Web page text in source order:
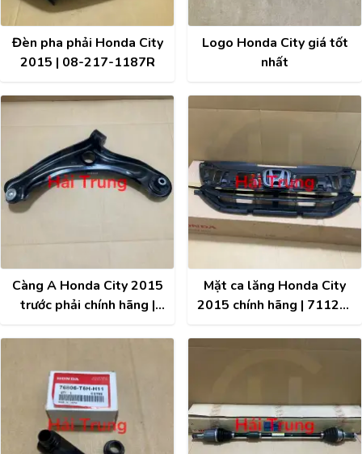
Đèn pha phải Honda City
2015 | 08-217-1187R
Logo Honda City giá tốt
nhất
Càng A Honda City 2015
trước phải chính hãng |
Mặt ca lăng Honda City
2015 chính hãng | 71121-